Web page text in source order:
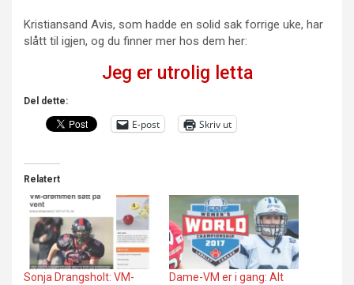
Kristiansand Avis, som hadde en solid sak forrige uke, har
slått til igjen, og du finner mer hos dem her:
Jeg er utrolig letta
Del dette:
E-post Skriv ut
Relatert
Sonja Drangsholt: VM-
Dame-VM er i gang: Alt